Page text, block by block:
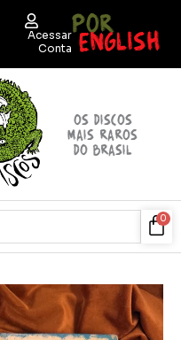
Acessar
Conta
POR
ENGLISH
OS discos
mais raros
do brasil
0